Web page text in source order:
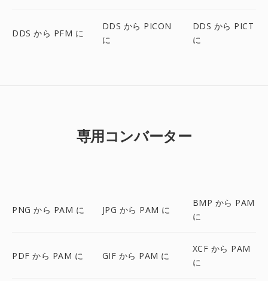
DDS から PFM に
DDS から PICON
に
DDS から PICT
に
専用コンバーター
PNG から PAM に JPG から PAM に
BMP から PAM
に
PDF から PAM に GIF から PAM に
XCF から PAM
に